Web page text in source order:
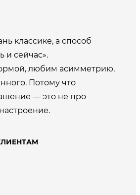
классике, а способ
и сейчас».
любим асимметрию,
Потому что
— это не про